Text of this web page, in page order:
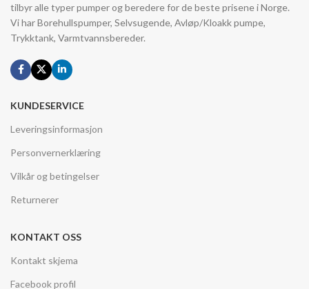
tilbyr alle typer pumper og beredere for de beste prisene i Norge.
Vi har Borehullspumper, Selvsugende, Avløp/Kloakk pumpe,
Trykktank, Varmtvannsbereder.
KUNDESERVICE
Leveringsinformasjon
Personvernerklæring
Vilkår og betingelser
Returnerer
KONTAKT OSS
Kontakt skjema
Facebook profil